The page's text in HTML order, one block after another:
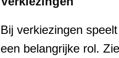
Bij verkiezingen
een belangrijke rol.